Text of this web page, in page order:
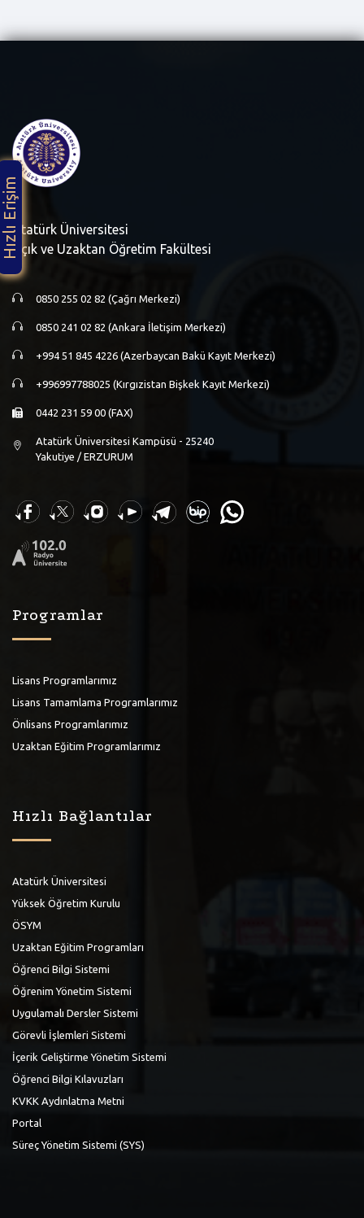
Atatürk Üniversitesi
Açık ve Uzaktan Öğretim Fakültesi
0850 255 02 82 (Çağrı Merkezi)
0850 241 02 82 (Ankara İletişim Merkezi)
+994 51 845 4226 (Azerbaycan Bakü Kayıt Merkezi)
+996997788025 (Kırgızistan Bişkek Kayıt Merkezi)
0442 231 59 00 (FAX)
Atatürk Üniversitesi Kampüsü - 25240
Yakutiye / ERZURUM
Programlar
Lisans Programlarımız
Lisans Tamamlama Programlarımız
Önlisans Programlarımız
Uzaktan Eğitim Programlarımız
Hızlı Bağlantılar
Atatürk Üniversitesi
Yüksek Öğretim Kurulu
ÖSYM
Uzaktan Eğitim Programları
Öğrenci Bilgi Sistemi
Öğrenim Yönetim Sistemi
Uygulamalı Dersler Sistemi
Görevli İşlemleri Sistemi
İçerik Geliştirme Yönetim Sistemi
Öğrenci Bilgi Kılavuzları
KVKK Aydınlatma Metni
Portal
Süreç Yönetim Sistemi (SYS)
Hızlı Erişim